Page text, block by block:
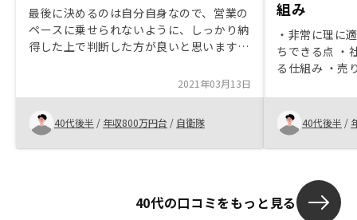
最後に決めるのは自分自身なので、営業の
ペースに乗せられないように、しっかり納
得した上で判断した方が良いと思います。
思うので、間違いないと思います。「一部
上場企業の部長クラスが売ってくれとお願
いしに来る」「ウチは値引きしない会社な
んで」等は言わない方が良い。 高飛車に
聞こえる。
2021年03月13日
40代後半 / 年収800万円台 / 自衛隊
組み
・非常に理に
ちできる点 ・
る仕組み ・売
・LINEでのタ
トで対応でき
40代後半 /
40代の口コミをもっと見る